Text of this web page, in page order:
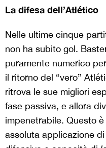
La difesa dell’Atlético
Nelle ultime cinque
non ha subito gol.
puramente numerico
il ritorno del “vero”
ritrova le sue migliori
fase passiva, e allora
impenetrabile. Questo
assoluta applicazione